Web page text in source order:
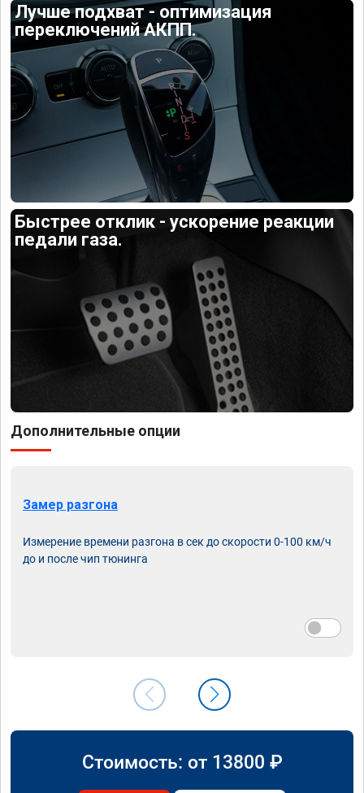
Лучше подхват - оптимизация
переключений АКПП.
Быстрее отклик - ускорение реакции
педали газа.
Дополнительные опции
Замер разгона
Измерение времени разгона в сек до скорости 0-100 км/ч
до и после чип тюнинга
Стоимость: от 13800 ₽